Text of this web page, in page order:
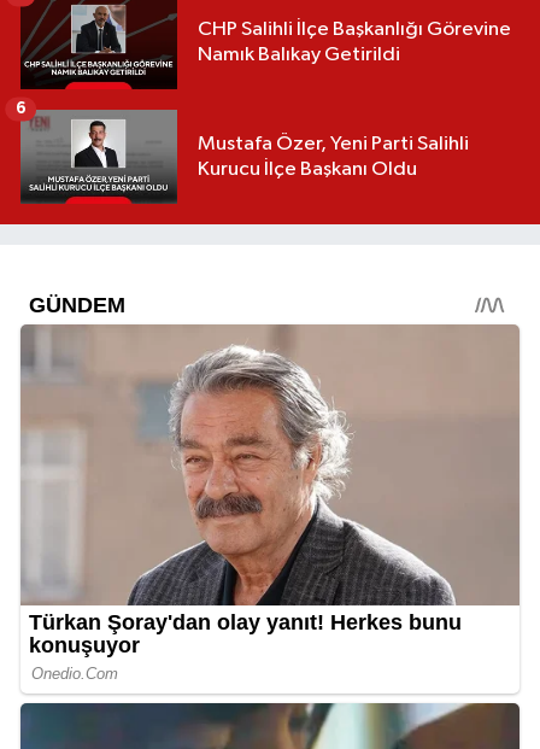
CHP Salihli İlçe Başkanlığı Görevine
Namık Balıkay Getirildi
Mustafa Özer, Yeni Parti Salihli
Kurucu İlçe Başkanı Oldu
6